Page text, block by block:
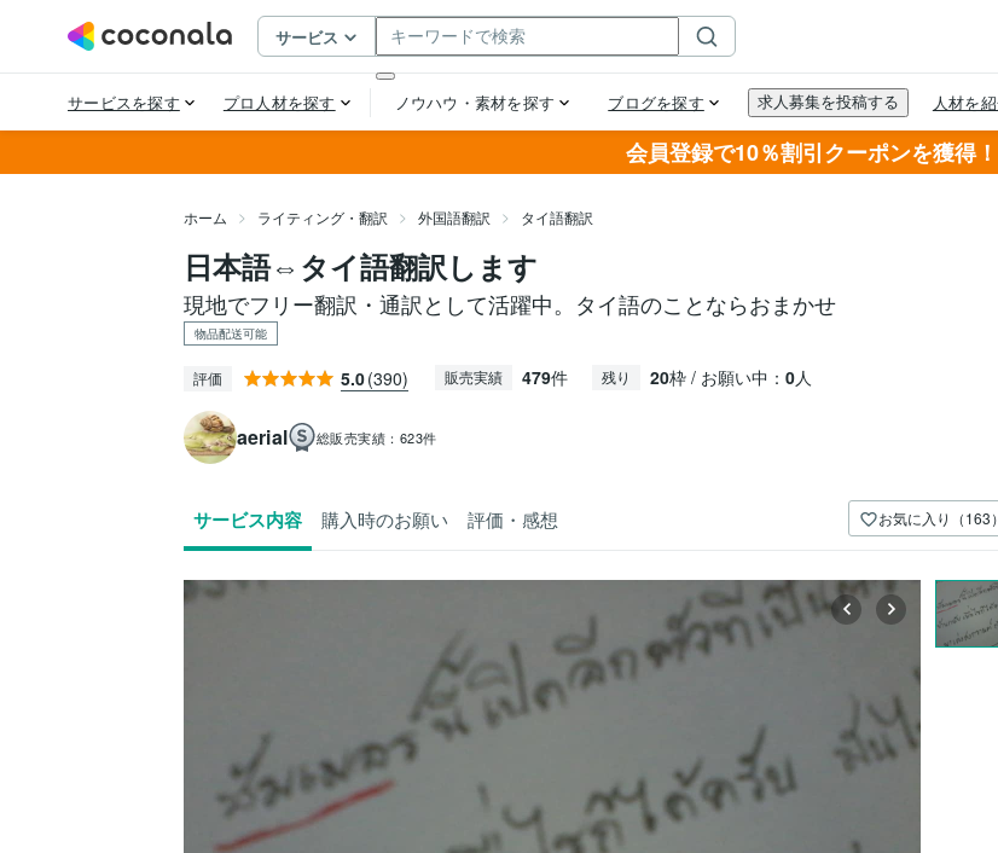
会員登録で10％割引クーポンを獲得！
ホーム ライティング・翻訳 外国語翻訳 タイ語翻訳
日本語⇔タイ語翻訳します
現地でフリー翻訳・通訳として活躍中。タイ語のことならおまかせ
物品配送可能
評価 5.0(390) 販売実績 479件 残り 20枠 / お願い中： 0人
aerial 総販売実績： 623件
サービス内容 購入時のお願い 評価・感想 お気に入り（163）